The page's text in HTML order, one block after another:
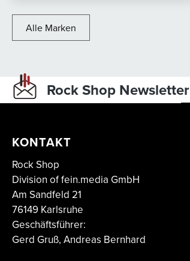
Alle Marken
Rock Shop Newsletter
KONTAKT
Rock Shop
Division of fein.media GmbH
Am Sandfeld 21
76149 Karlsruhe
Geschäftsführer:
Gerd Gruß, Andreas Bernhard